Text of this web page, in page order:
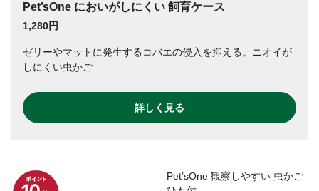
Pet’sOne においがしにくい 飼育ケース
1,280円
ゼリーやマットに発生するコバエの侵入を抑える。ニオイが
しにくい虫かご
詳しく見る
Pet’sOne 観察しやすい 虫かご